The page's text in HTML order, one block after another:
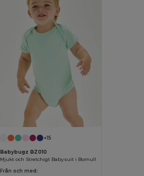
+15
Babybugz BZ010
Mjukt och Stretchigt Babysuit i Bomull
Från och med: